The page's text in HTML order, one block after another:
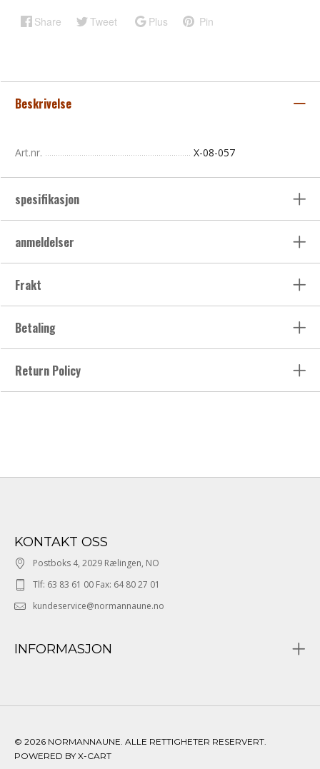
Share Tweet Plus Pin
Beskrivelse
Art.nr. X-08-057
spesifikasjon
anmeldelser
Frakt
Betaling
Return Policy
KONTAKT OSS
Postboks 4, 2029 Rælingen, NO
Tlf: 63 83 61 00 Fax: 64 80 27 01
kundeservice@normannaune.no
INFORMASJON
© 2026 NORMANNAUNE. ALLE RETTIGHETER RESERVERT.
POWERED BY X-CART